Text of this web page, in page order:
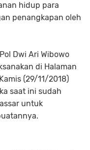
hidup para
penangkapan oleh
Dwi Ari Wibowo
di Halaman
(29/11/2018)
saat ini sudah
untuk